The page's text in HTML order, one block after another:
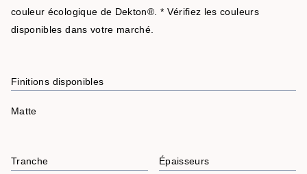
couleur écologique de Dekton®. * Vérifiez les couleurs
disponibles dans votre marché.
Finitions disponibles
Matte
Tranche Épaisseurs